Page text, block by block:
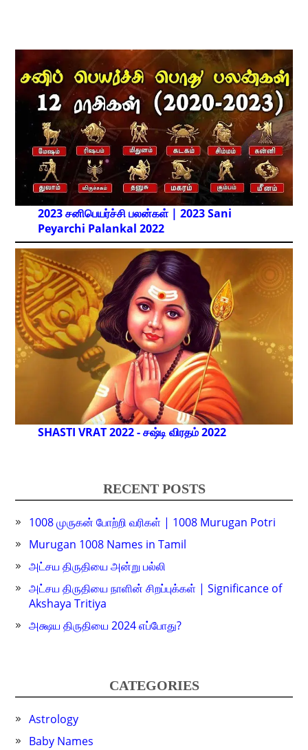
2023 சனிபெயர்ச்சி பலன்கள் | 2023 Sani
Peyarchi Palankal 2022
SHASTI VRAT 2022 - சஷ்டி விரதம் 2022
RECENT POSTS
1008 முருகன் போற்றி வரிகள் | 1008 Murugan Potri
Murugan 1008 Names in Tamil
அட்சய திருதியை அன்று பல்லி
அட்சய திருதியை நாளின் சிறப்புக்கள் | Significance of
Akshaya Tritiya
அக்ஷய திருதியை 2024 எப்போது?
CATEGORIES
Astrology
Baby Names